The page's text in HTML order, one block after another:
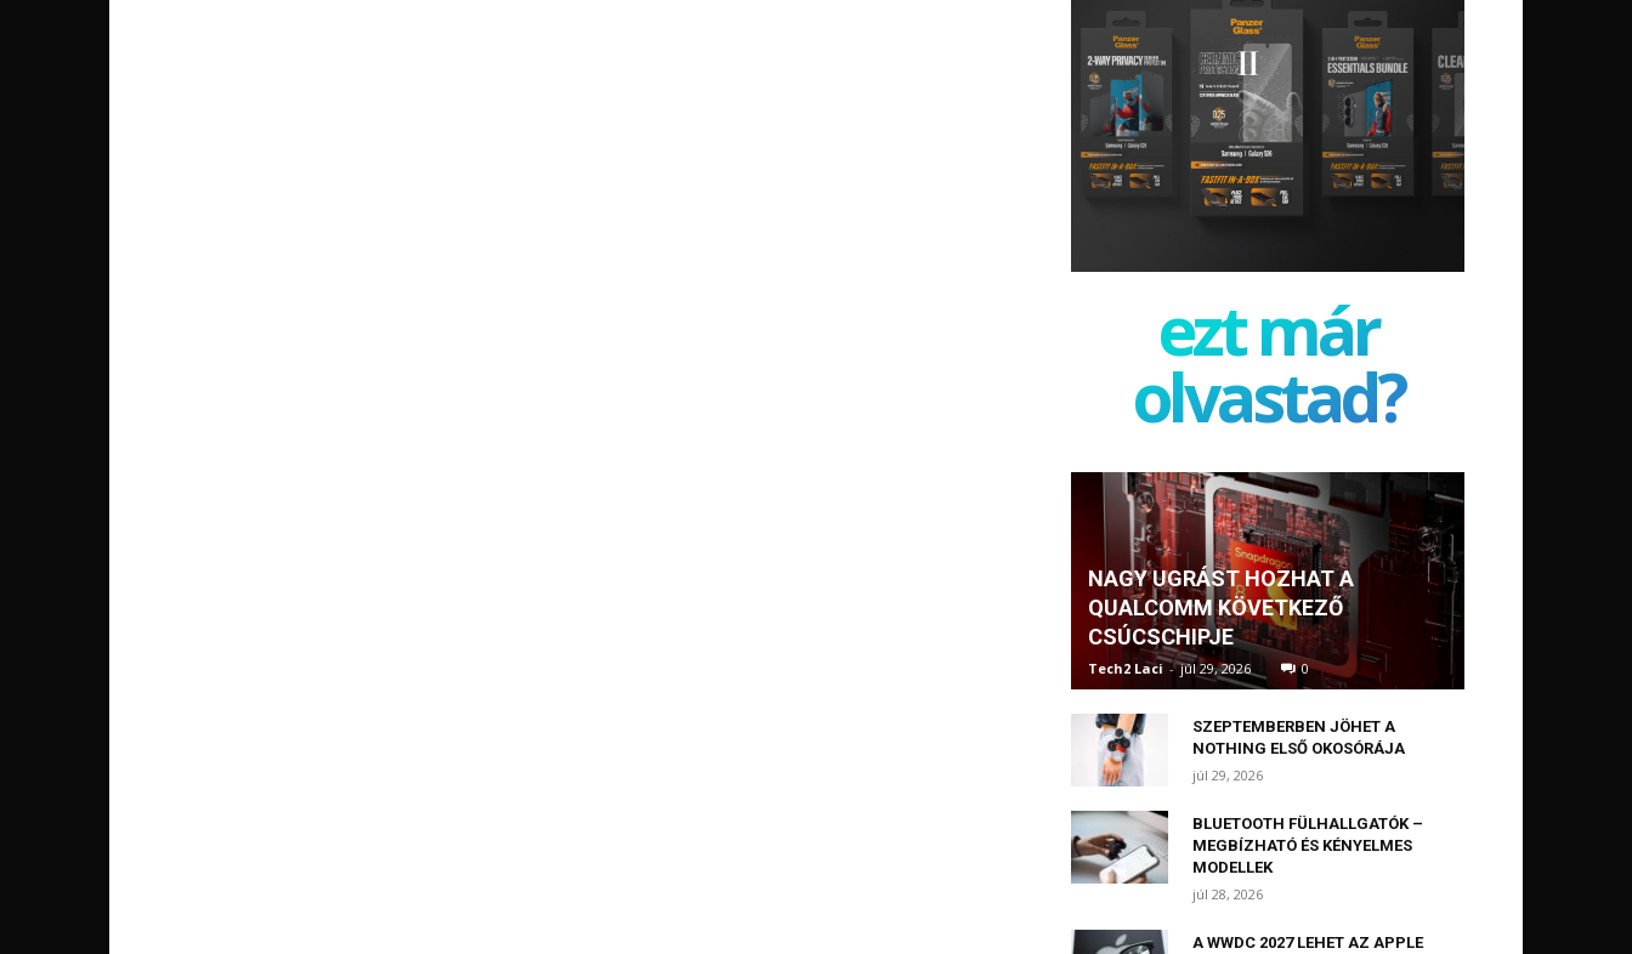
ezt már
olvastad?
NAGY UGRÁST HOZHAT A
QUALCOMM KÖVETKEZŐ
CSÚCSCHIPJE
Tech2 Laci - júl 29, 2026 0
SZEPTEMBERBEN JÖHET A
NOTHING ELSŐ OKOSÓRÁJA
júl 29, 2026
BLUETOOTH FÜLHALLGATÓK –
MEGBÍZHATÓ ÉS KÉNYELMES
MODELLEK
júl 28, 2026
A WWDC 2027 LEHET AZ APPLE